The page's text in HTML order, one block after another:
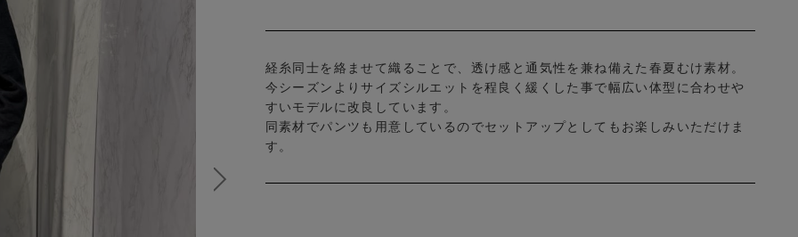
経糸同士を絡ませて織ることで、透け感と通気性を兼ね備えた春夏むけ素材。
今シーズンよりサイズシルエットを程良く緩くした事で幅広い体型に合わせや
すいモデルに改良しています。
同素材でパンツも用意しているのでセットアップとしてもお楽しみいただけま
す。